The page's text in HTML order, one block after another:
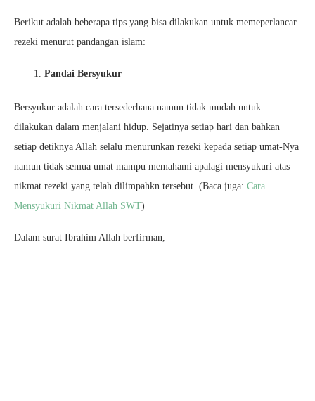
Berikut adalah beberapa tips yang bisa dilakukan untuk memeperlancar
rezeki menurut pandangan islam:
Pandai Bersyukur
Bersyukur adalah cara tersederhana namun tidak mudah untuk
dilakukan dalam menjalani hidup. Sejatinya setiap hari dan bahkan
setiap detiknya Allah selalu menurunkan rezeki kepada setiap umat-Nya
namun tidak semua umat mampu memahami apalagi mensyukuri atas
nikmat rezeki yang telah dilimpahkn tersebut. (Baca juga: Cara
Mensyukuri Nikmat Allah SWT)
Dalam surat Ibrahim Allah berfirman,